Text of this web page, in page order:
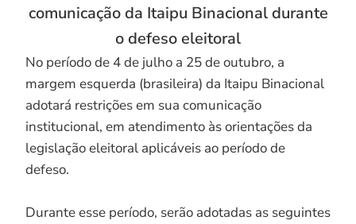
comunicação da Itaipu Binacional durante
o defeso eleitoral
No período de 4 de julho a 25 de outubro, a
margem esquerda (brasileira) da Itaipu Binacional
adotará restrições em sua comunicação
institucional, em atendimento às orientações da
legislação eleitoral aplicáveis ao período de
defeso.
Durante esse período, serão adotadas as seguintes